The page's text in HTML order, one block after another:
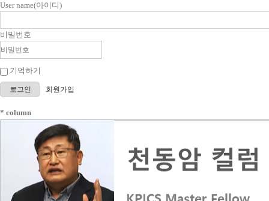
User name(아이디)
비밀번호
기억하기
로그인 회원가입
* column